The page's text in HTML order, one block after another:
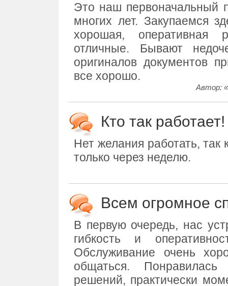
Это наш первоначальный
многих лет. Закупаемся
хорошая,
отличные. Бывают
оригиналов документов
все хорошо.
Автор:
Кто так работает!
Нет желания работать, так
только через неделю.
Всем огромное
В первую очередь, нас
гибкость и
Обслуживание очень
общаться.
решений, практически